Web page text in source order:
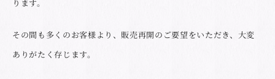
ります。
その間も多くのお客様より、販売再開のご要望をいただき、大変
ありがたく存じます。